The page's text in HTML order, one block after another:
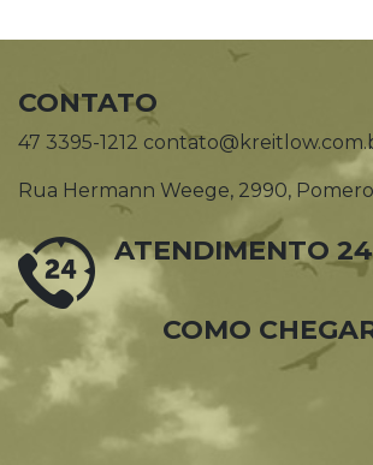
CONTATO
47 3395-1212
Rua Hermann Weege, 2990,
ATENDIMENTO
COMO